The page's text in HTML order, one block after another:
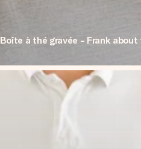
Boîte à thé gravée - Frank about